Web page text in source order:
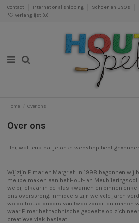
Contact International shipping Scholen en BSO's
Verlanglijst (0)
Home Over ons
Over ons
Hoi, wat leuk dat je onze webshop hebt
Wij zijn Elmar en Margriet. In 1998 begonnen wij
meubelmaken aan het Hout- en
we bij elkaar in de klas kwamen en binnen
ons oversprong. Inmiddels zijn we vele jaren
we de trotse ouders van twee zonen en runnen
waar Elmar het technische gedeelte op zich
creatieve vlak beslaat.